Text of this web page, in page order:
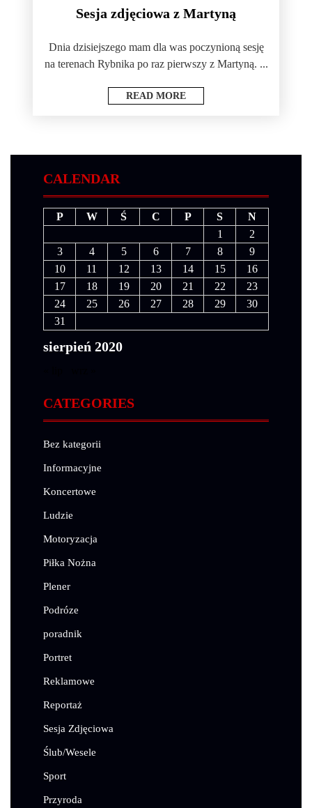
Sesja zdjęciowa z Martyną
Dnia dzisiejszego mam dla was poczynioną sesję
na terenach Rybnika po raz pierwszy z Martyną. ...
READ MORE
CALENDAR
sierpień 2020
P W Ś C P S
N
1
2
3
4 5 6 7 8
9
10
11 12 13 14 15
16
17
18 19 20 21 22
23
24
25 26 27 28 29
30
31
CATEGORIES
Bez kategorii
Informacyjne
Koncertowe
Ludzie
Motoryzacja
Piłka Nożna
Plener
Podróze
poradnik
Portret
Reklamowe
Reportaż
Sesja Zdjęciowa
Ślub/Wesele
Sport
Przyroda